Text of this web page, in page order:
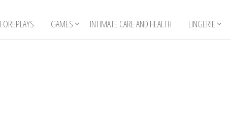
FOREPLAYS GAMES INTIMATE CARE AND HEALTH LINGERIE